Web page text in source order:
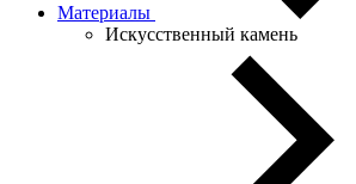
Материалы
Искусственный камень